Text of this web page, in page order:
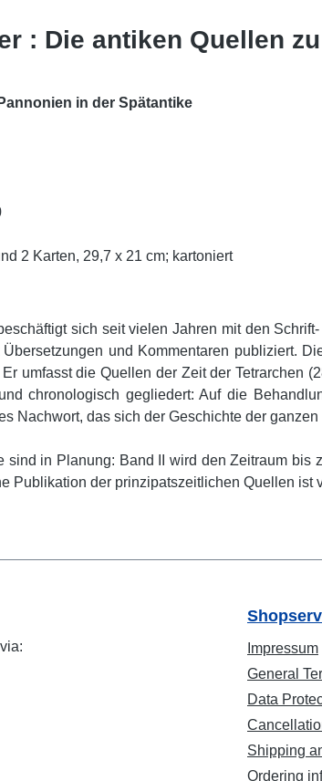
: Die antiken Quellen
in der Spätantike
2 Karten, 29,7 x 21 cm; kartoniert
sich seit vielen Jahren mit den
und Kommentaren publiziert.
umfasst die Quellen der Zeit der Tetrarchen
chronologisch gegliedert: Auf die
Nachwort, das sich der Geschichte der
sind in Planung: Band II wird den Zeitraum bis
Publikation der prinzipatszeitlichen Quellen ist
Impressum
General
Data
Shipping
Ordering